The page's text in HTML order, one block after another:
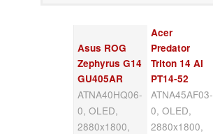
Asus ROG
Zephyrus G14
GU405AR
ATNA40HQ06-
0, OLED,
2880x1800,
Acer
Predator
Triton 14 AI
PT14-52
ATNA45AF03-
0, OLED,
2880x1800,